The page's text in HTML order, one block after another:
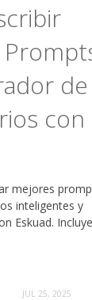
de
con
mejores
inteligentes y
Eskuad.
JUL 25, 2025